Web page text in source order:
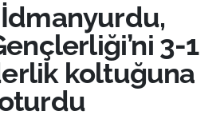
3-1
koltuğuna